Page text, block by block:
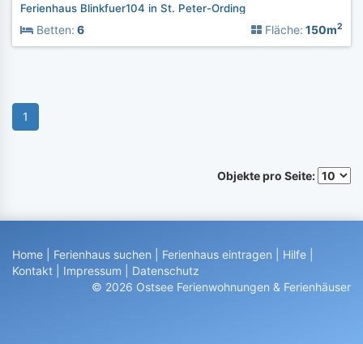
Ferienhaus Blinkfuer104 in St. Peter-Ording
Betten: 6 Fläche: 150m2
1
Objekte pro Seite:
Home Ferienhaus suchen Ferienhaus eintragen Hilfe
Kontakt
Impressum
Datenschutz
© 2026 Ostsee Ferienwohnungen & Ferienhäuser